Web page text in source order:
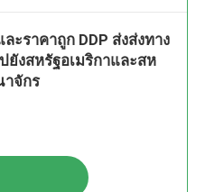
ละราคาถูก DDP ส่งส่งทาง
ยังสหรัฐอเมริกาและสห
จักร